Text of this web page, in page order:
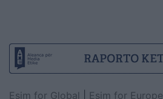
Esim for Global Esim for Europe